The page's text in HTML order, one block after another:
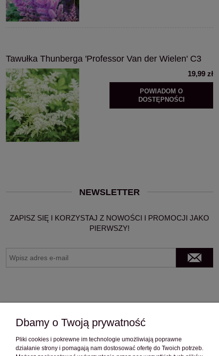
Tawułka Thunberga 'Professor Van der Wielen' C3
19,99 zł
POWIADOM O
DOSTĘPNOŚCI
NEWSLETTER
ZAPISZ SIĘ I KORZYSTAJ Z NOWOŚCI I PROMOCJI JAKO
PIERWSZY!
OBSŁUGA KLIENTA
Dbamy o Twoją prywatność
Pliki cookies i pokrewne im technologie umożliwiają poprawne
działanie strony i pomagają nam dostosować ofertę do Twoich potrzeb.